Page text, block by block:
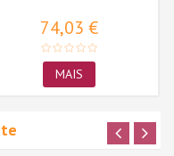
74,03 €
MAIS